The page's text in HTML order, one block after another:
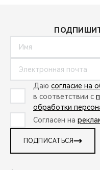
Даю согласие на
в соответствии с
обработки
Согласен на
ПОДПИСАТЬСЯ